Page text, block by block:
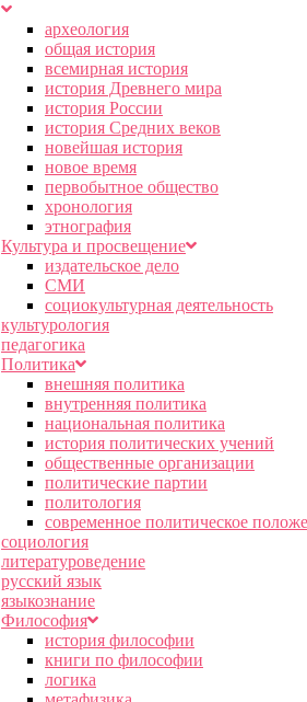
археология
общая история
всемирная история
история Древнего мира
история России
история Средних веков
новейшая история
новое время
первобытное общество
хронология
этнография
Культура и просвещение
издательское дело
СМИ
социокультурная деятельность
культурология
педагогика
Политика
внешняя политика
внутренняя политика
национальная политика
история политических учений
общественные организации
политические партии
политология
современное политическое
социология
литературоведение
русский язык
языкознание
Философия
история философии
книги по философии
логика